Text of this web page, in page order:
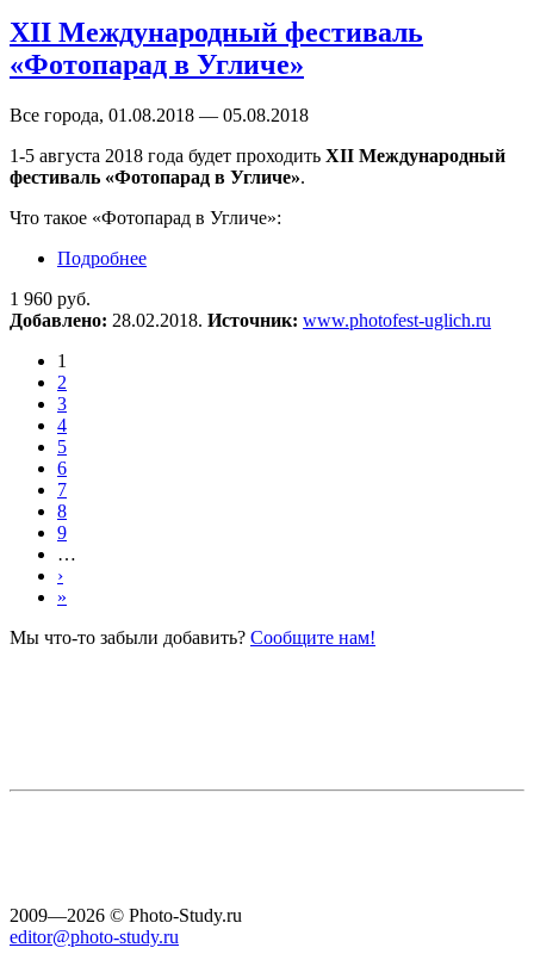
XII Международный фестиваль
«Фотопарад в Угличе»
Все города, 01.08.2018 — 05.08.2018
1-5 августа 2018 года будет проходить XII Международный
фестиваль «Фотопарад в Угличе».
Что такое «Фотопарад в Угличе»:
Подробнее
1 960 руб.
Добавлено: 28.02.2018. Источник: www.photofest-uglich.ru
1
2
3
4
5
6
7
8
9
…
›
»
Мы что-то забыли добавить? Сообщите нам!
2009—2026 © Photo-Study.ru
editor@photo-study.ru